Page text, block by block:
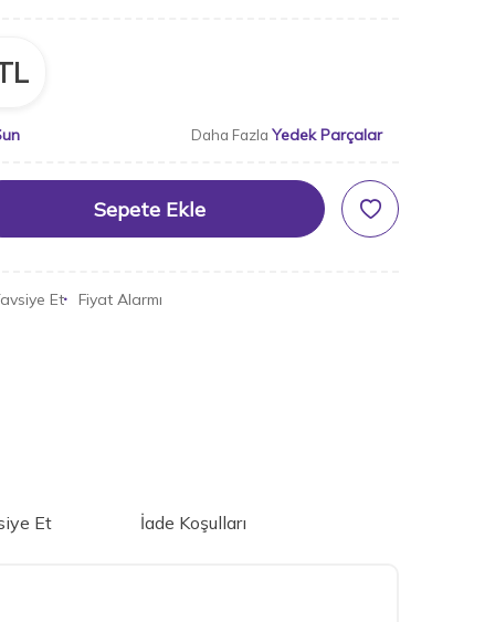
Daha Fazla Yedek Parçalar
Sepete Ekle
Et Fiyat Alarmı
Et İade Koşulları